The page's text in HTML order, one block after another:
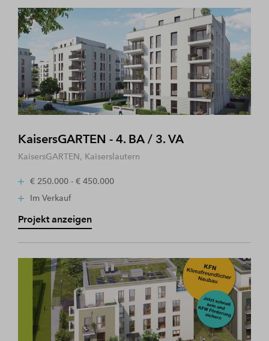
KaisersGARTEN - 4. BA / 3. VA
KaisersGARTEN, Kaiserslautern
€ 250.000 - € 450.000
Im Verkauf
Projekt anzeigen